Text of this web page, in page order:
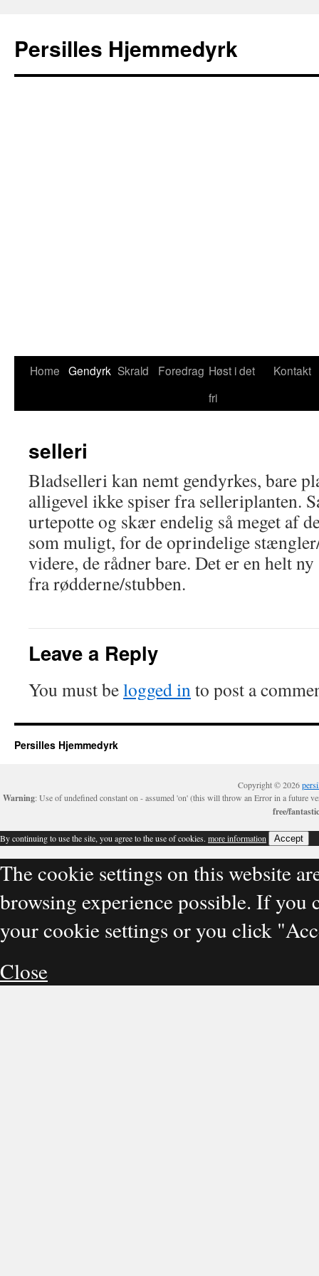
Persilles Hjemmedyrk
Skip
Home Gendyrk Skrald Foredrag Høst i det
fri
Kontakt
selleri
Bladselleri kan nemt gendyrkes, bare
alligevel ikke spiser fra selleriplanten.
urtepotte og skær endelig så meget af
som muligt, for de oprindelige
videre, de rådner bare. Det er en helt
fra rødderne/stubben.
Leave a Reply
You must belogged into post a
Persilles Hjemmedyrk
Copyright © 2026
Warning: Use of undefined constant on - assumed 'on' (this will throw an Error in a future
free/
By continuing to use the site, you agree to the use of cookies. more information Accept
The cookie settings on this website
browsing experience possible. If you
your cookie settings or you click
Close